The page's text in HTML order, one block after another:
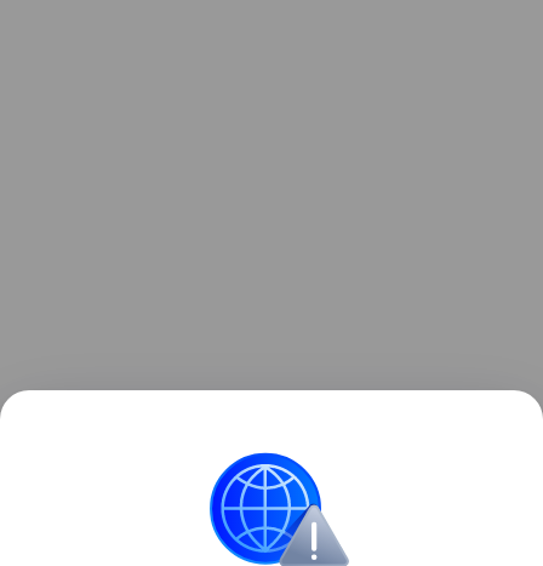
писалао том, что робот-шмель в
будущем сможет опылять растения на Марсе.